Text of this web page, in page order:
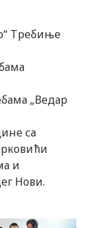
Требиње
„Ведар
са
и
Нови.